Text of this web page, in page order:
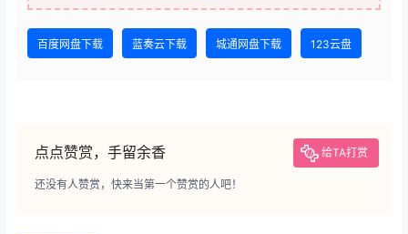
百度网盘下载 蓝奏云下载 城通网盘下载 123云盘
点点赞赏，手留余香 给TA打赏
还没有人赞赏，快来当第一个赞赏的人吧！